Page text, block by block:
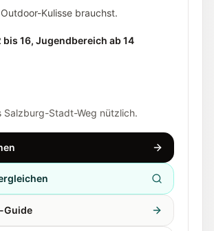
Kulisse brauchst.
16, Jugendbereich ab 14
Salzburg-Stadt-Weg nützlich.
Guide